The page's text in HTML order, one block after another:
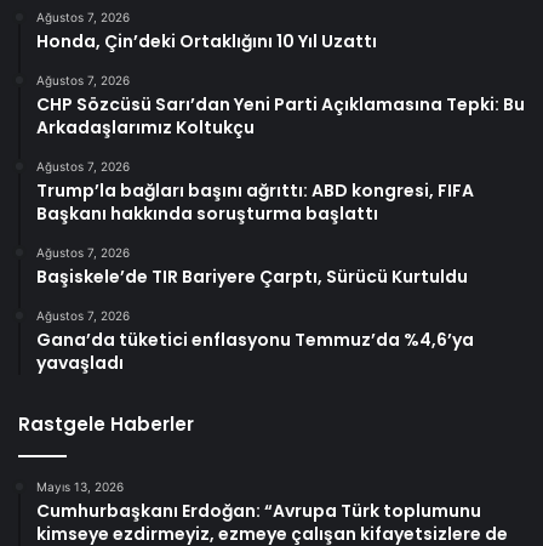
Ağustos 7, 2026
Honda, Çin’deki Ortaklığını 10 Yıl Uzattı
Ağustos 7, 2026
CHP Sözcüsü Sarı’dan Yeni Parti Açıklamasına Tepki: Bu
Arkadaşlarımız Koltukçu
Ağustos 7, 2026
Trump’la bağları başını ağrıttı: ABD kongresi, FIFA
Başkanı hakkında soruşturma başlattı
Ağustos 7, 2026
Başiskele’de TIR Bariyere Çarptı, Sürücü Kurtuldu
Ağustos 7, 2026
Gana’da tüketici enflasyonu Temmuz’da %4,6’ya
yavaşladı
Rastgele Haberler
Mayıs 13, 2026
Cumhurbaşkanı Erdoğan: “Avrupa Türk toplumunu
kimseye ezdirmeyiz, ezmeye çalışan kifayetsizlere de